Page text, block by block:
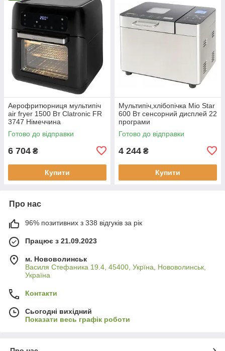
Аерофритюрниця мультипіч
air fryer 1500 Вт Clatronic FR
3747 Німеччина
Готово до відправки
6 704 ₴
Купити
Мультипіч,хлібопічка Mio Star
600 Вт сенсорний дисплей 22
програми
Готово до відправки
4 244 ₴
Купити
Про нас
96% позитивних з 338 відгуків за рік
Працює з 21.09.2023
м. Нововолинськ
Василя Стефаника 19.4, 45400, Укрїна, Нововолинськ,
Україна
Контакти
Сьогодні вихідний
Показати весь графік роботи